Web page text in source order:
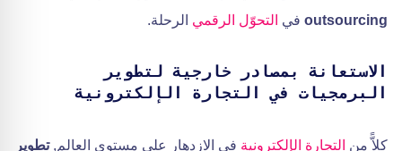
outsourcing في التحوّل الرقمي الرحلة.
الاستعانة بمصادر خارجية لتطوير
البرمجيات في التجارة الإلكترونية
كلاًّ من التجارة الإلكترونية في الازدهار على مستوى العالم,تطوير